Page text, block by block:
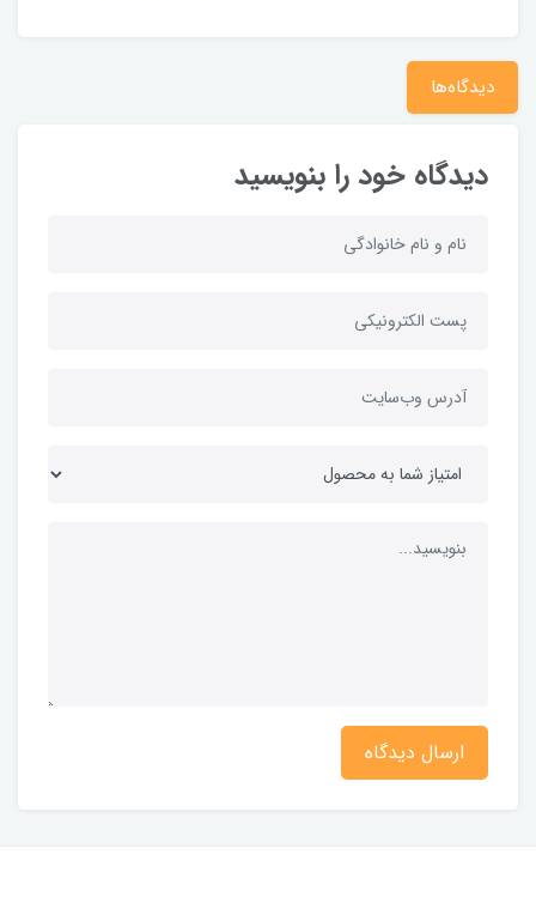
دیدگاه‌ها
دیدگاه خود را بنویسید
ارسال دیدگاه